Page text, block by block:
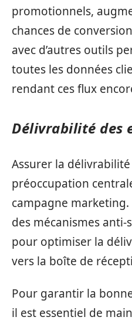
promotionnels,
chances de
avec d’autres outils
toutes les données
rendant ces flux
Délivrabilité des
Assurer la
préoccupation
campagne
des mécanismes
pour optimiser la
vers la boîte de
Pour garantir la
il est essentiel de